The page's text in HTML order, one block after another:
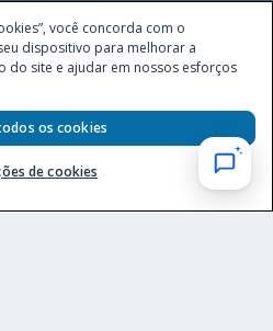
LTDA (CNPJ 52.868.380/0001-84), com
Lima, nº 4.055, 3º andar, Itaim Bibi, no
Paulo, CEP 04538-133, Brasil - empresa
da Fazenda, conforme Portaria nº
no DOU em 11.2.2025.
você concorda com o
dispositivo para melhorar a
do site e ajudar em nossos esforços
de cookies
os cookies